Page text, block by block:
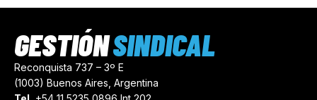
Reconquista 737 – 3º E
(1003) Buenos Aires, Argentina
GESTIÓNSINDICAL